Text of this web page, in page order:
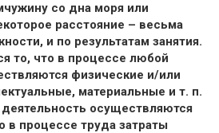
со дна моря или
расстояние – весьма
и по результатам занятия.
то, что в процессе любой
физические и/или
материальные и т. п.
осуществляются
в процессе труда затраты